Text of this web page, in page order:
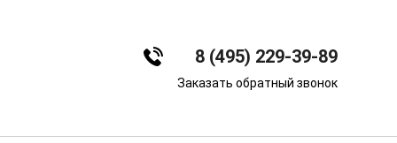
8 (495) 229-39-89
Заказать обратный звонок